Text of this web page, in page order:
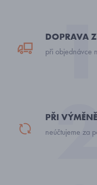
DOPRAVA
při objednávce
PŘI
neúčtujeme za